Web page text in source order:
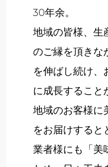
30年余。
地域の皆様、生
のご縁を頂きな
を伸ばし続け、
に成長すること
地域のお客様に
をお届けすると
業者様にも「美